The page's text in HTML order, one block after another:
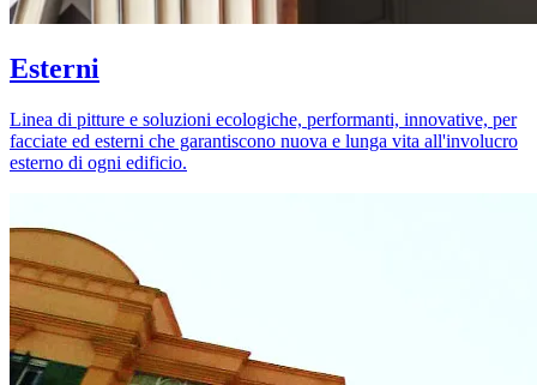
Esterni
Linea di pitture e soluzioni ecologiche, performanti, innovative, per
facciate ed esterni che garantiscono nuova e lunga vita all'involucro
esterno di ogni edificio.